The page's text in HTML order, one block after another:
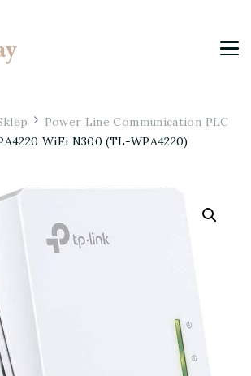
Power Line Communication PLC
WiFi N300 (TL-WPA4220)